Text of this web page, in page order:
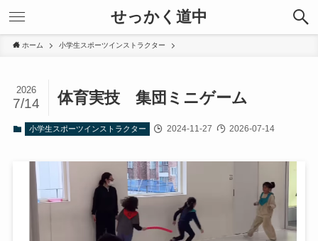
せっかく道中
ホーム 小学生スポーツインストラクター
体育実技 集団ミニゲーム
2026
7/14
小学生スポーツインストラクター 2024-11-27 2026-07-14